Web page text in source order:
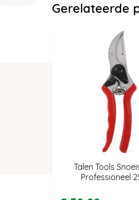
Gerelateerde
Talen Tools
Professioneel